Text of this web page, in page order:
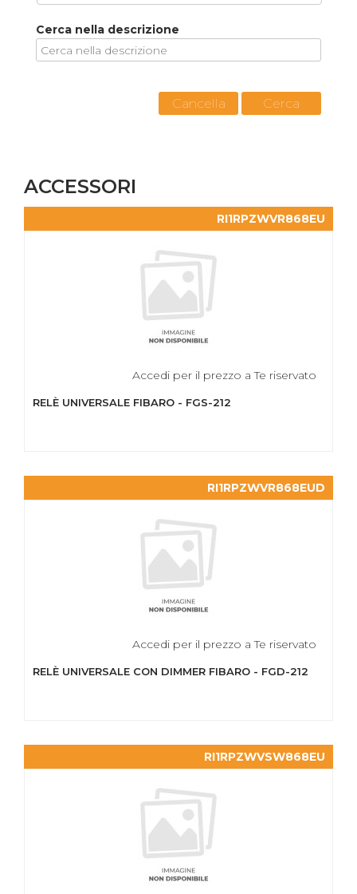
Cerca nella descrizione
Cancella Cerca
ACCESSORI
RI1RPZWVR868EU
Accedi per il prezzo a Te riservato
RELÈ UNIVERSALE FIBARO - FGS-212
RI1RPZWVR868EUD
Accedi per il prezzo a Te riservato
RELÈ UNIVERSALE CON DIMMER FIBARO - FGD-212
RI1RPZWVSW868EU